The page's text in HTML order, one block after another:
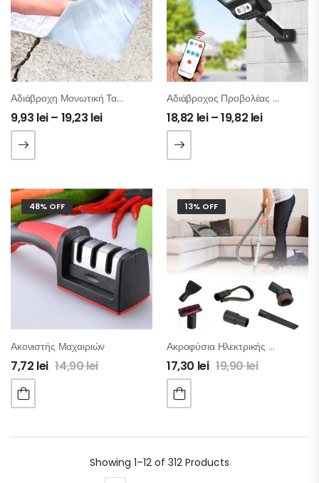
Αδιάβροχη Μονωτική Ταινία Με Βουτυλικό Καουτσούκ
9,93 lei– 19,23 lei
Αδιάβροχος Προβολέας Τοίχου Με Αισθητήρα Κίνησης
18,82 lei–19,82 lei
48% OFF
Ακονιστής Μαχαιριών
7,72 lei 14,90lei
13% OFF
Ακροφύσια Ηλεκτρικής Σκούπας – Σετ 6 Τμχ
17,30 lei 19,90lei
Showing 1–12 of 312 Products